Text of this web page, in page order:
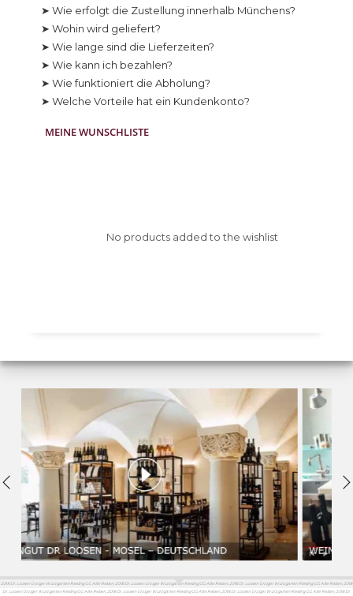
➤ Wie erfolgt die Zustellung innerhalb Münchens?
➤ Wohin wird geliefert?
➤ Wie lange sind die Lieferzeiten?
➤ Wie kann ich bezahlen?
➤ Wie funktioniert die Abholung?
➤ Welche Vorteile hat ein Kundenkonto?
MEINE WUNSCHLISTE
No products added to the wishlist
2018 Dr. Loosen Ürziger Würzgarten Riesling GG Alte Reben, 2018 Dr. Loosen Ürziger Würzgarten Riesling GG Alte Reben, 2018 Dr. Loosen Ürziger Würzgarten Riesling GG Alte Reben, 2018
Dr. Loosen Ürziger Würzgarten Riesling GG Alte Reben, 2018 Dr. Loosen Ürziger Würzgarten Riesling GG Alte Reben, 2018 Dr. Loosen Ürziger Würzgarten Riesling GG Alte Reben, 2018 Dr.